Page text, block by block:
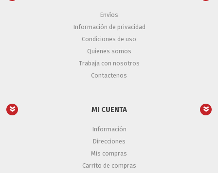
Envíos
Información de privacidad
Condiciones de uso
Quienes somos
Trabaja con nosotros
Contactenos
MI CUENTA
Información
Direcciones
Mis compras
Carrito de compras